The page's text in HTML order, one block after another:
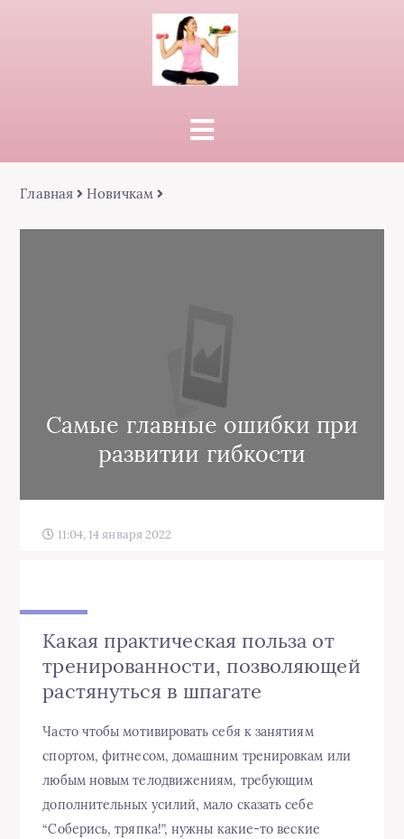
Главная Новичкам
Самые главные ошибки при
развитии гибкости
11:04, 14 января 2022
Какая практическая польза от
тренированности, позволяющей
растянуться в шпагате
Часто чтобы мотивировать себя к занятиям
спортом, фитнесом, домашним тренировкам или
любым новым телодвижениям, требующим
дополнительных усилий, мало сказать себе
“Соберись, тряпка!”, нужны какие-то веские